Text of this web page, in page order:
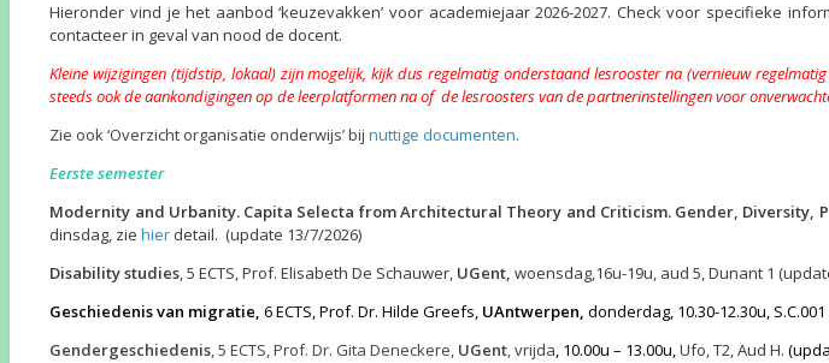
Hieronder vind je het aanbod ‘keuzevakken’ voor academiejaar 2026-2027. Check voor specifieke
contacteer in geval van nood de docent.
Kleine wijzigingen (tijdstip, lokaal) zijn mogelijk, kijk dus regelmatig onderstaand lesrooster na (vernieuw
steeds ook de aankondigingen op de leerplatformen na of de lesroosters van de partnerinstellingen voor
Zie ook ‘Overzicht organisatie onderwijs’ bijnuttige documenten.
Eerste semester
Modernity and Urbanity. Capita Selecta from Architectural Theory and Criticism. Gender, Diversity,
dinsdag, ziehier detail. (update 13/7/2026)
Disability studies, 5 ECTS, Prof. Elisabeth De Schauwer, UGent, woensdag,16u-19u, aud 5, Dunant 1
Geschiedenis van migratie, 6 ECTS, Prof. Dr. Hilde Greefs, UAntwerpen,donderdag, 10.30-12.30u,
Gendergeschiedenis, 5 ECTS, Prof. Dr. Gita Deneckere, UGent, vrijda, 10.00u – 13.00u,Ufo, T2, Aud H.